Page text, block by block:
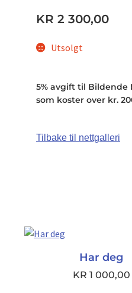
KR 2 300,00
Utsolgt
5% avgift til
som koster over kr.
Tilbake til nettgalleri
Har deg
KR 1 000,00